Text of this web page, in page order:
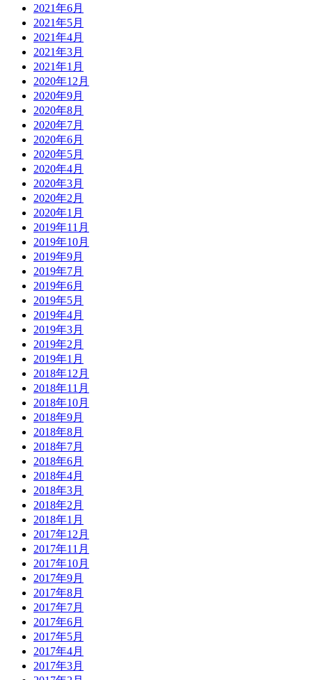
2021年6月
2021年5月
2021年4月
2021年3月
2021年1月
2020年12月
2020年9月
2020年8月
2020年7月
2020年6月
2020年5月
2020年4月
2020年3月
2020年2月
2020年1月
2019年11月
2019年10月
2019年9月
2019年7月
2019年6月
2019年5月
2019年4月
2019年3月
2019年2月
2019年1月
2018年12月
2018年11月
2018年10月
2018年9月
2018年8月
2018年7月
2018年6月
2018年4月
2018年3月
2018年2月
2018年1月
2017年12月
2017年11月
2017年10月
2017年9月
2017年8月
2017年7月
2017年6月
2017年5月
2017年4月
2017年3月